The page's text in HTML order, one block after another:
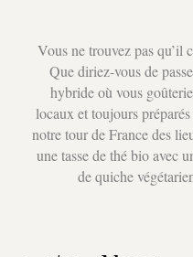
Vous ne trouvez pas qu’il
Que diriez-vous de
hybride où vous
locaux et toujours
notre tour de France des
une tasse de thé bio avec
de quiche